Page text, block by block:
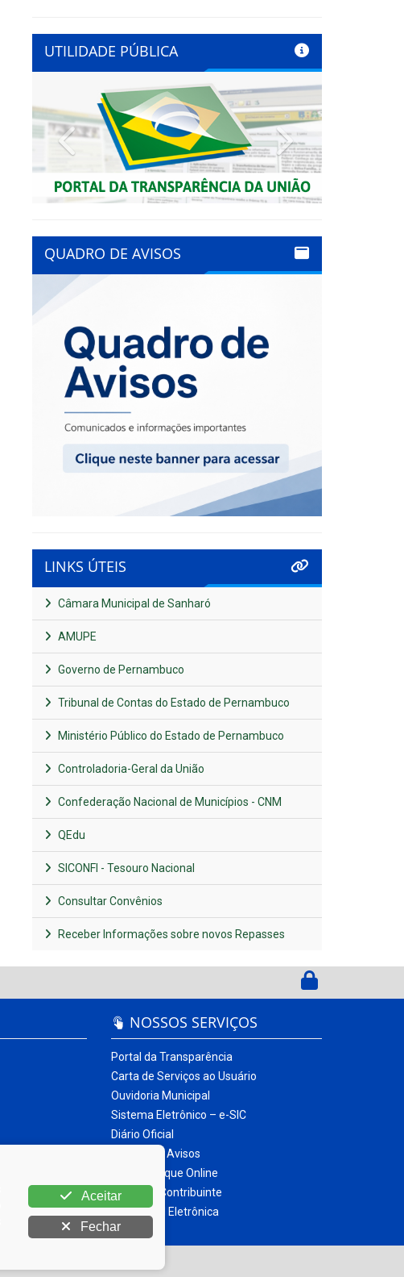
UTILIDADE PÚBLICA
Previous Next
QUADRO DE AVISOS
LINKS ÚTEIS
Câmara Municipal de Sanharó
AMUPE
Governo de Pernambuco
Tribunal de Contas do Estado de Pernambuco
Ministério Público do Estado de Pernambuco
Controladoria-Geral da União
Confederação Nacional de Municípios - CNM
QEdu
SICONFI - Tesouro Nacional
Consultar Convênios
Receber Informações sobre novos Repasses
NOSSOS SERVIÇOS
Portal da Transparência
Carta de Serviços ao Usuário
Ouvidoria Municipal
Sistema Eletrônico – e-SIC
Diário Oficial
Quadro de Avisos
Contracheque Online
Portal do Contribuinte
Nota Fiscal Eletrônica
Aceitar
Fechar